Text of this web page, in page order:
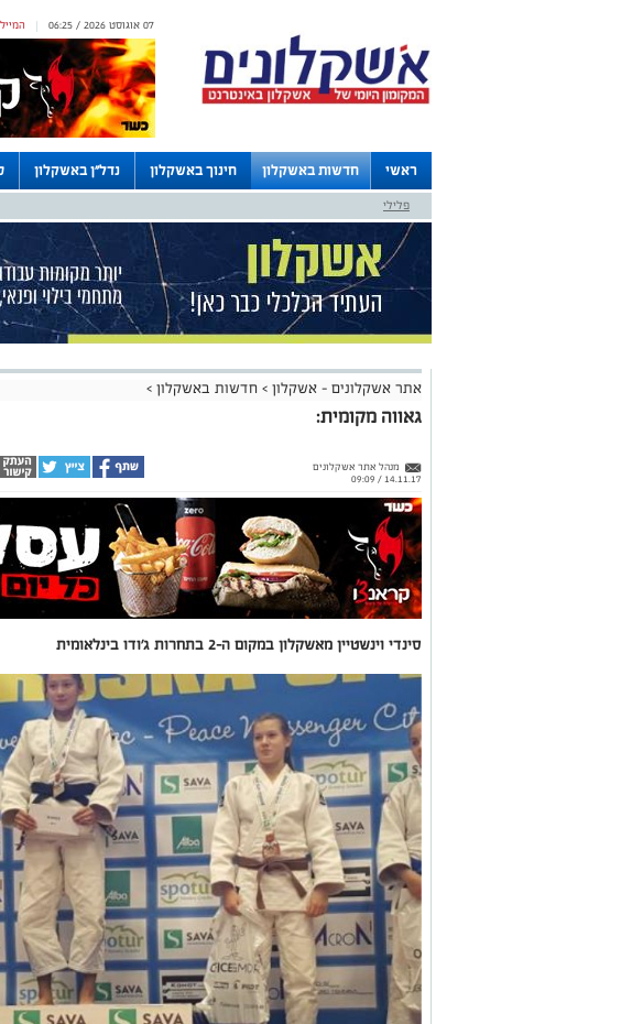
| 07 אוגוסט 2026 / 06:25
ראשי חדשות באשקלון חינוך באשקלון נדל"ן באשקלון
לוחות
פלילי
אתר אשקלונים - אשקלון > חדשות באשקלון >
גאווה מקומית:
מנהל אתר אשקלונים
14.11.17 / 09:09
סינדי וינשטיין מאשקלון במקום ה-2 בתחרות ג'ודו בינלאומית